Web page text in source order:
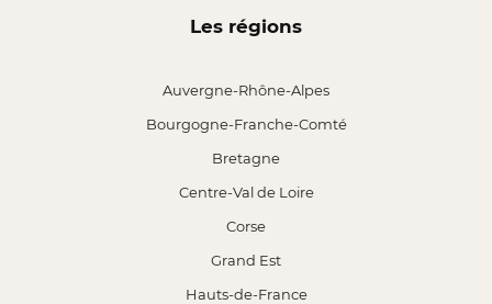
Les régions
Auvergne-Rhône-Alpes
Bourgogne-Franche-Comté
Bretagne
Centre-Val de Loire
Corse
Grand Est
Hauts-de-France